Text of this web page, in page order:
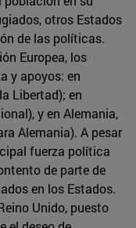
otros Estados
de las políticas.
Europea, los
y apoyos: en
Libertad); en
y en Alemania,
Alemania). A pesar
fuerza política
de parte de
en los Estados.
Unido, puesto